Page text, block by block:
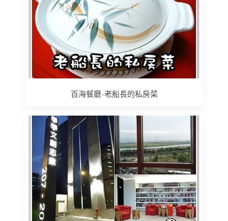
百海餐廳-老船長的私房菜